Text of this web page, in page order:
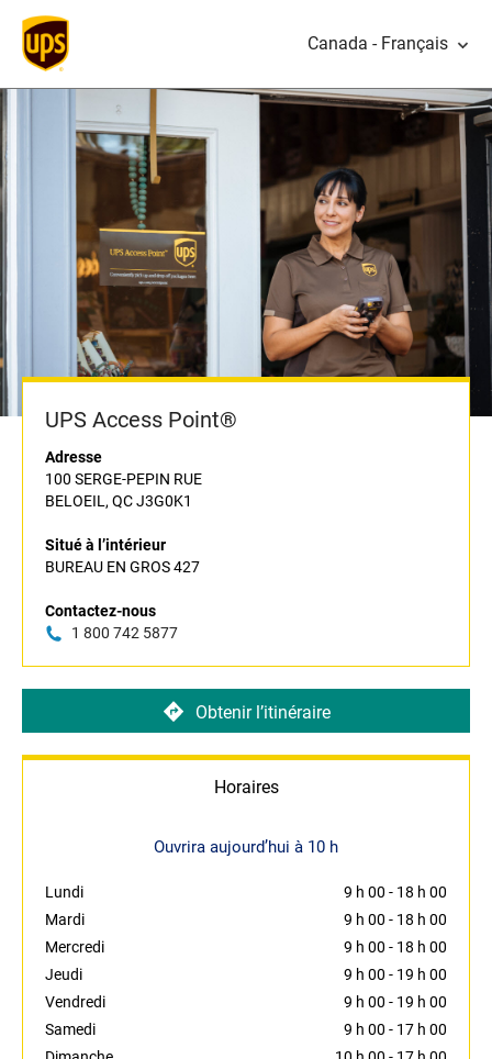
Canada - Français
UPS Access Point®
Adresse
100 SERGE-PEPIN RUE
BELOEIL, QC J3G0K1
Situé à l’intérieur
BUREAU EN GROS 427
Contactez-nous
1 800 742 5877
Obtenir l’itinéraire
Horaires
Ouvrira aujourd’hui à 10 h
Lundi 9 h 00 - 18 h 00
Mardi
9 h 00 - 18 h 00
Mercredi
9 h 00 - 18 h 00
Jeudi
9 h 00 - 19 h 00
Vendredi
9 h 00 - 19 h 00
Samedi
9 h 00 - 17 h 00